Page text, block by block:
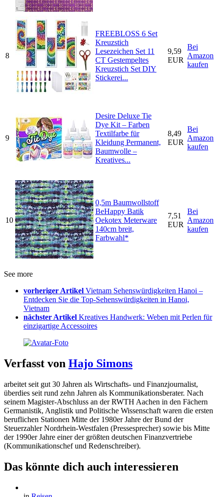
8
FREEBLOSS 6 Set
Kreuzstich
Lesezeichen Set 11
CT Gestempeltes
Kreuzstich Set DIY
Stickerei...
9,59
EUR
Bei
Amazon
kaufen
9
Desire Deluxe Tie
Dye Kit – Farben
Textilfarbe für
Kleidung Permanent,
Baumwolle –
Kreatives...
8,49
EUR
Bei
Amazon
kaufen
10
0,5m Baumwollstoff
BeHappy Batik
Oekotex Meterware
140cm breit,
Farbwahl*
7,51
EUR
Bei
Amazon
kaufen
See more
vorheriger Artikel Vietnam Sehenswürdigkeiten Hanoi –
Entdecken Sie die Top-Sehenswürdigkeiten in Hanoi,
Vietnam
nächster Artikel Kreatives Handwerk: Weben mit Perlen für
einzigartige Accessoires
Verfasst von Hajo Simons
arbeitet seit gut 30 Jahren als Wirtschafts- und Finanzjournalist,
überdies seit rund zehn Jahren als Kommunikationsberater. Nach
seinem Magister-Abschluss an der RWTH Aachen in den Fächern
Germanistik, Anglistik und Politische Wissenschaft waren die ersten
beruflichen Stationen Mitte der 1980er Jahre der Bund der
Steuerzahler Nordrhein-Westfalen (Pressesprecher) sowie bis Mitte
der 1990er Jahre einer der größten deutschen Finanzvertriebe
(Kommunikationschef und Redenschreiber).
Das könnte dich auch interessieren